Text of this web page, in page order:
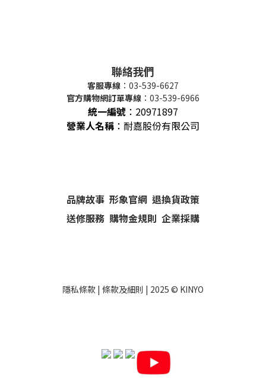
聯絡我們
客服專線 ：03-539-6627
官方購物網訂單專線 ：03-539-6966
統一編號 ： 20971897
營業人名稱 ：耐嘉股份有限公司
品牌故事 形象官網 退換貨政策
送修服務 購物金規則 企業採購
隱私條款 | 條款及細則 | 2025 © KINYO